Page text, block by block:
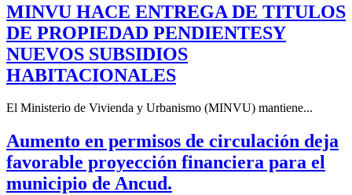
MINVU HACE ENTREGA DE TITULOS
DE PROPIEDAD PENDIENTESY
NUEVOS SUBSIDIOS
HABITACIONALES
El Ministerio de Vivienda y Urbanismo (MINVU) mantiene...
Aumento en permisos de circulación deja
favorable proyección financiera para el
municipio de Ancud.